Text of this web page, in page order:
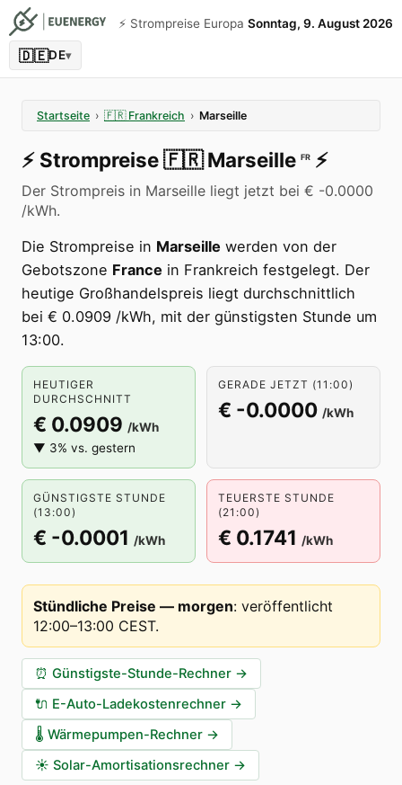
⚡️ Strompreise Europa Sonntag, 9. August 2026
🇩🇪DE▾
Startseite › 🇫🇷 Frankreich › Marseille
⚡️ Strompreise🇫🇷 Marseille FR ⚡️
Der Strompreis in Marseille liegt jetzt bei € -0.0000
/kWh.
Die Strompreise in Marseille werden von der
Gebotszone France in Frankreich festgelegt. Der
heutige Großhandelspreis liegt durchschnittlich
bei € 0.0909 /kWh, mit der günstigsten Stunde um
13:00.
HEUTIGER
DURCHSCHNITT
€ 0.0909 /kWh
▼ 3% vs. gestern
GERADE JETZT (11:00)
€ -0.0000 /kWh
GÜNSTIGSTE STUNDE
(13:00)
€ -0.0001 /kWh
TEUERSTE STUNDE
(21:00)
€ 0.1741 /kWh
Stündliche Preise — morgen: veröffentlicht
12:00–13:00 CEST.
⏰ Günstigste-Stunde-Rechner →
🔌 E-Auto-Ladekostenrechner →
🌡️ Wärmepumpen-Rechner →
☀️ Solar-Amortisationsrechner →